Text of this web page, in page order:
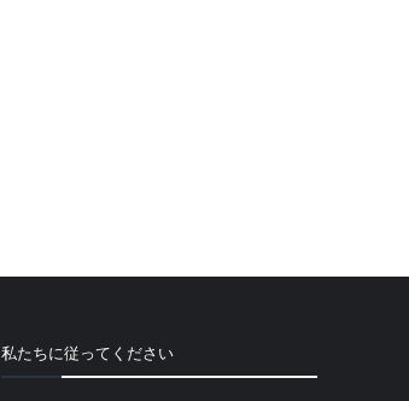
私たちに従ってください